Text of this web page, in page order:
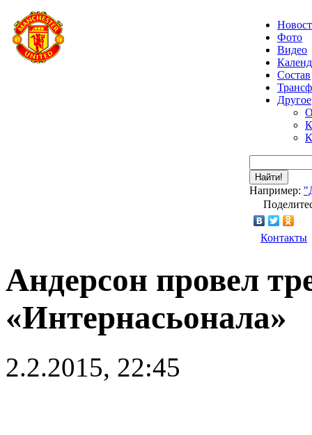
Фото
Видео
Состав
Другое
Найти!
Например:
Контакты
Андерсон провел
«Интернасьонала»
2.2.2015, 22:45